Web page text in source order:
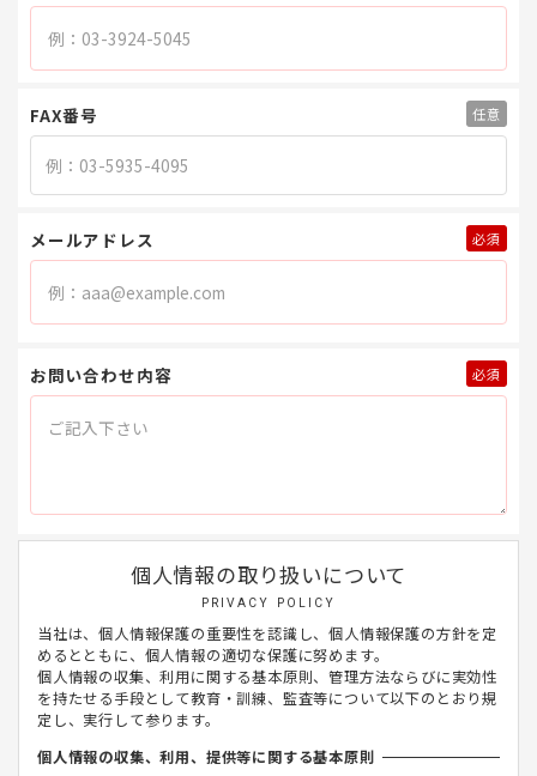
FAX番号
メールアドレス
お問い合わせ内容
個人情報の取り扱いについて
PRIVACY POLICY
当社は、個人情報保護の重要性を認識し、個人情報保護の方針を定
めるとともに、個人情報の適切な保護に努めます。
個人情報の収集、利用に関する基本原則、管理方法ならびに実効性
を持たせる手段として教育・訓練、監査等について以下のとおり規
定し、実行して参ります。
個人情報の収集、利用、提供等に関する基本原則